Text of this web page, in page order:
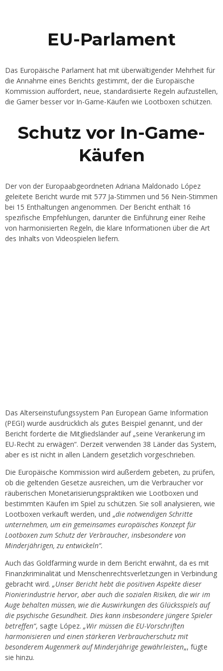
EU-Parlament
Das Europäische Parlament hat mit überwältigender Mehrheit für
die Annahme eines Berichts gestimmt, der die Europäische
Kommission auffordert, neue, standardisierte Regeln aufzustellen,
die Gamer besser vor In-Game-Käufen wie Lootboxen schützen.
Schutz vor In-Game-
Käufen
Der von der Europaabgeordneten Adriana Maldonado López
geleitete Bericht wurde mit 577 Ja-Stimmen und 56 Nein-Stimmen
bei 15 Enthaltungen angenommen. Der Bericht enthält 16
spezifische Empfehlungen, darunter die Einführung einer Reihe
von harmonisierten Regeln, die klare Informationen über die Art
des Inhalts von Videospielen liefern.
Das Alterseinstufungssystem Pan European Game Information
(PEGI) wurde ausdrücklich als gutes Beispiel genannt, und der
Bericht forderte die Mitgliedsländer auf „seine Verankerung im
EU-Recht zu erwägen“. Derzeit verwenden 38 Länder das System,
aber es ist nicht in allen Ländern gesetzlich vorgeschrieben.
Die Europäische Kommission wird außerdem gebeten, zu prüfen,
ob die geltenden Gesetze ausreichen, um die Verbraucher vor
räuberischen Monetarisierungspraktiken wie Lootboxen und
bestimmten Käufen im Spiel zu schützen. Sie soll analysieren, wie
Lootboxen verkauft werden, und „die notwendigen Schritte
unternehmen, um ein gemeinsames europäisches Konzept für
Lootboxen zum Schutz der Verbraucher, insbesondere von
Minderjährigen, zu entwickeln“.
Auch das Goldfarming wurde in dem Bericht erwähnt, da es mit
Finanzkriminalität und Menschenrechtsverletzungen in Verbindung
gebracht wird. „Unser Bericht hebt die positiven Aspekte dieser
Pionierindustrie hervor, aber auch die sozialen Risiken, die wir im
Auge behalten müssen, wie die Auswirkungen des Glücksspiels auf
die psychische Gesundheit. Dies kann insbesondere jüngere Spieler
betreffen“, sagte López. „Wir müssen die EU-Vorschriften
harmonisieren und einen stärkeren Verbraucherschutz mit
besonderem Augenmerk auf Minderjährige gewährleisten„, fügte
sie hinzu.